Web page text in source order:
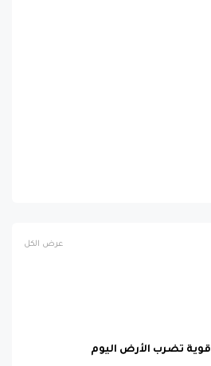
عرض الكل
تضرب الأرض اليوم